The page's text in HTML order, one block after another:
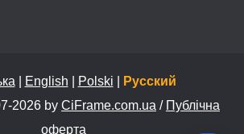
English Polski
Русский
2026 by CiFrame.com.ua / Публічна
оферта